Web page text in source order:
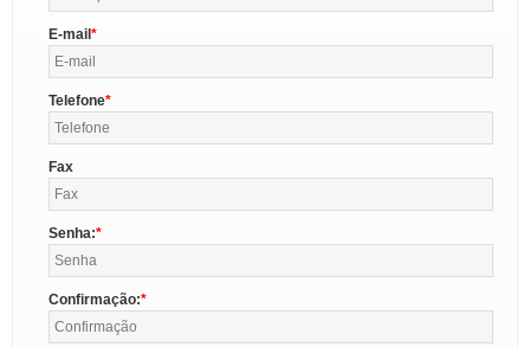
E-mail
Telefone
Fax
Senha:
Confirmação: